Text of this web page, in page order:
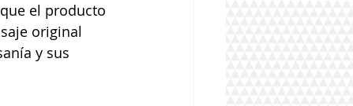
el producto
original
y sus